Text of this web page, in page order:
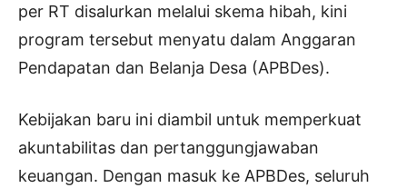
per RT disalurkan melalui skema hibah, kini
program tersebut menyatu dalam Anggaran
Pendapatan dan Belanja Desa (APBDes).
Kebijakan baru ini diambil untuk memperkuat
akuntabilitas dan pertanggungjawaban
keuangan. Dengan masuk ke APBDes, seluruh